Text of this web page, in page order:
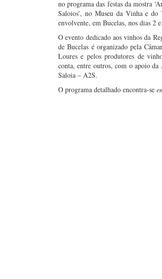
no programa das festas da mostra
Saloios’, no Museu da Vinha e do
envolvente, em Bucelas, nos dias 2
O evento dedicado aos vinhos da
de Bucelas é organizado pela
Loures e pelos produtores de
conta, entre outros, com o apoio da
Saloia – A2S.
O programa detalhado encontra-se